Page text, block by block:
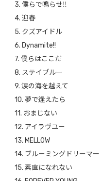
3. 僕らで鳴らせ‼︎
4. 迎春
5. クズアイドル
6. Dynamite!!
7. 僕らはここだ
8. ステイブルー
9. 涙の海を越えて
10. 夢で逢えたら
11. おまじない
12. アイラヴユー
13. MELLOW
14. ブルーミングドリーマー
15. 素直になれない